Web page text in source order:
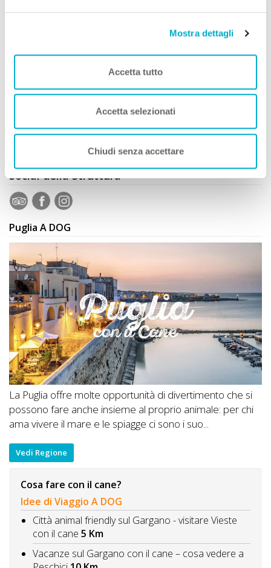
Mostra dettagli
Accetta tutto
Accetta selezionati
Chiudi senza accettare
+
Social della Struttura
Puglia A DOG
La Puglia offre molte opportunità di divertimento che si
possono fare anche insieme al proprio animale: per chi
ama vivere il mare e le spiagge ci sono i suo...
Vedi Regione
Cosa fare con il cane?
Idee di Viaggio A DOG
Città animal friendly sul Gargano - visitare Vieste
con il cane 5 Km
Vacanze sul Gargano con il cane – cosa vedere a